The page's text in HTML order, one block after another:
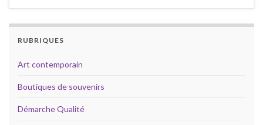
RUBRIQUES
Art contemporain
Boutiques de souvenirs
Démarche Qualité